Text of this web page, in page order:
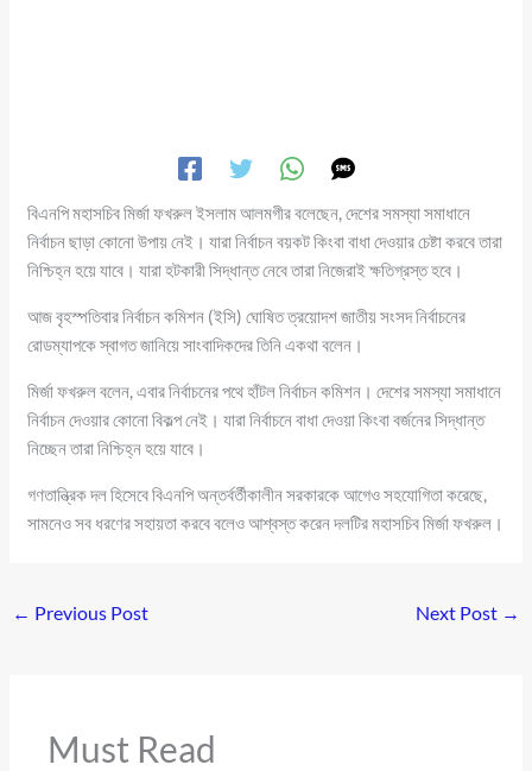
বিএনপি মহাসচিব মির্জা ফখরুল ইসলাম আলমগীর বলেছেন, দেশের সমস্যা সমাধানে
নির্বাচন ছাড়া কোনো উপায় নেই। যারা নির্বাচন বয়কট কিংবা বাধা দেওয়ার চেষ্টা করবে তারা
নিশ্চিহ্ন হয়ে যাবে। যারা হটকারী সিদ্ধান্ত নেবে তারা নিজেরাই ক্ষতিগ্রস্ত হবে।
আজ বৃহস্পতিবার নির্বাচন কমিশন (ইসি) ঘোষিত ত্রয়োদশ জাতীয় সংসদ নির্বাচনের
রোডম্যাপকে স্বাগত জানিয়ে সাংবাদিকদের তিনি একথা বলেন।
মির্জা ফখরুল বলেন, এবার নির্বাচনের পথে হাঁটল নির্বাচন কমিশন। দেশের সমস্যা সমাধানে
নির্বাচন দেওয়ার কোনো বিকল্প নেই। যারা নির্বাচনে বাধা দেওয়া কিংবা বর্জনের সিদ্ধান্ত
নিচ্ছেন তারা নিশ্চিহ্ন হয়ে যাবে।
গণতান্ত্রিক দল হিসেবে বিএনপি অন্তর্বর্তীকালীন সরকারকে আগেও সহযোগিতা করেছে,
সামনেও সব ধরণের সহায়তা করবে বলেও আশ্বস্ত করেন দলটির মহাসচিব মির্জা ফখরুল।
← Previous Post Next Post →
Must Read